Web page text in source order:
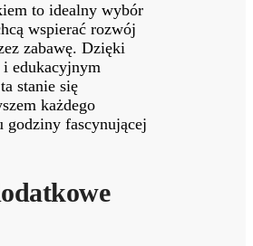
to idealny wybór
wspierać rozwój
zabawę. Dzięki
edukacyjnym
stanie się
każdego
godziny fascynującej